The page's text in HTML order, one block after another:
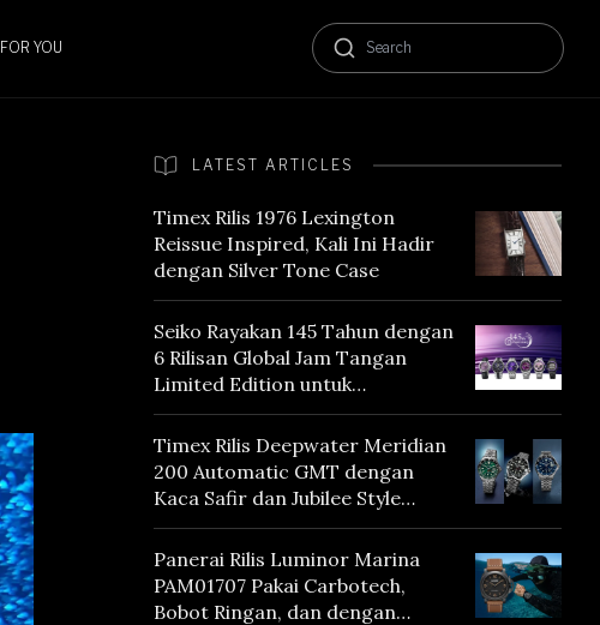
FOR YOU
LATEST ARTICLES
Timex Rilis 1976 Lexington
Reissue Inspired, Kali Ini Hadir
dengan Silver Tone Case
Seiko Rayakan 145 Tahun dengan
6 Rilisan Global Jam Tangan
Limited Edition untuk
Menghormati Edo Purple,
Warna yang Mencerminkan
Warisan Tokyo
Timex Rilis Deepwater Meridian
200 Automatic GMT dengan
Kaca Safir dan Jubilee Style
Bracelet
Panerai Rilis Luminor Marina
PAM01707 Pakai Carbotech,
Bobot Ringan, dan dengan